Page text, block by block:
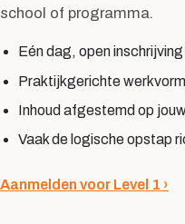
Student Academie
Eigenaar
Joachim
school of programma.
Eén dag, open
Praktijkgerichte
Inhoud afgestemd op
Vaak de logische opstap
Aanmelden voor Level 1 ›